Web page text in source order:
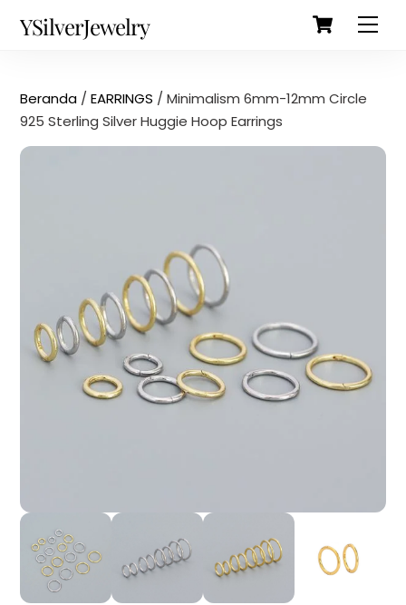
Cart
YSilverJewelry
Beranda /EARRINGS / Minimalism 6mm-12mm Circle
925 Sterling Silver Huggie Hoop Earrings